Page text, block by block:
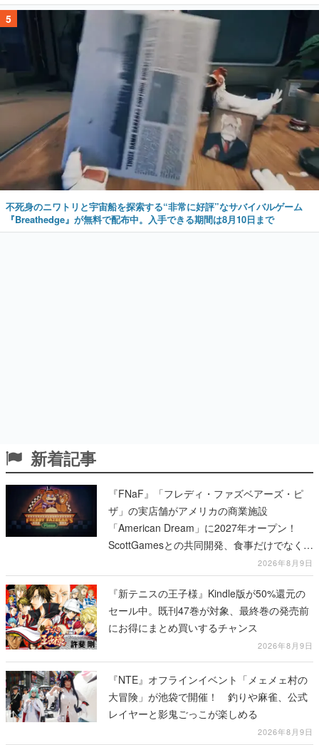
5
不死身のニワトリと宇宙船を探索する“非常に好評”なサバイバルゲーム
『Breathedge』が無料で配布中。入手できる期間は8月10日まで
新着記事
『FNaF』「フレディ・ファズベアーズ・ピ
ザ」の実店舗がアメリカの商業施設
「American Dream」に2027年オープン！
ScottGamesとの共同開発、食事だけでなくス
テージショーや没入型のホラー体験も楽しめ
る
2026年8月9日
『新テニスの王子様』Kindle版が50%還元の
セール中。既刊47巻が対象、最終巻の発売前
にお得にまとめ買いするチャンス
2026年8月9日
『NTE』オフラインイベント「メェメェ村の
大冒険」が池袋で開催！ 釣りや麻雀、公式
レイヤーと影鬼ごっこが楽しめる
2026年8月9日